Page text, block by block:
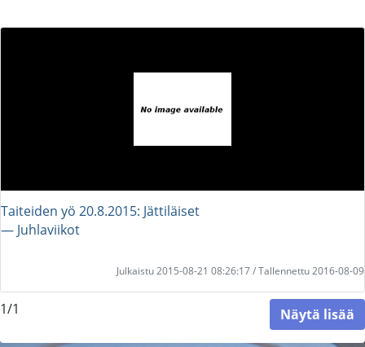
Taiteiden yö 20.8.2015: Jättiläiset
― Juhlaviikot
Julkaistu 2015-08-21 08:26:17 / Tallennettu 2016-08-09
1/1 Näytä lisää